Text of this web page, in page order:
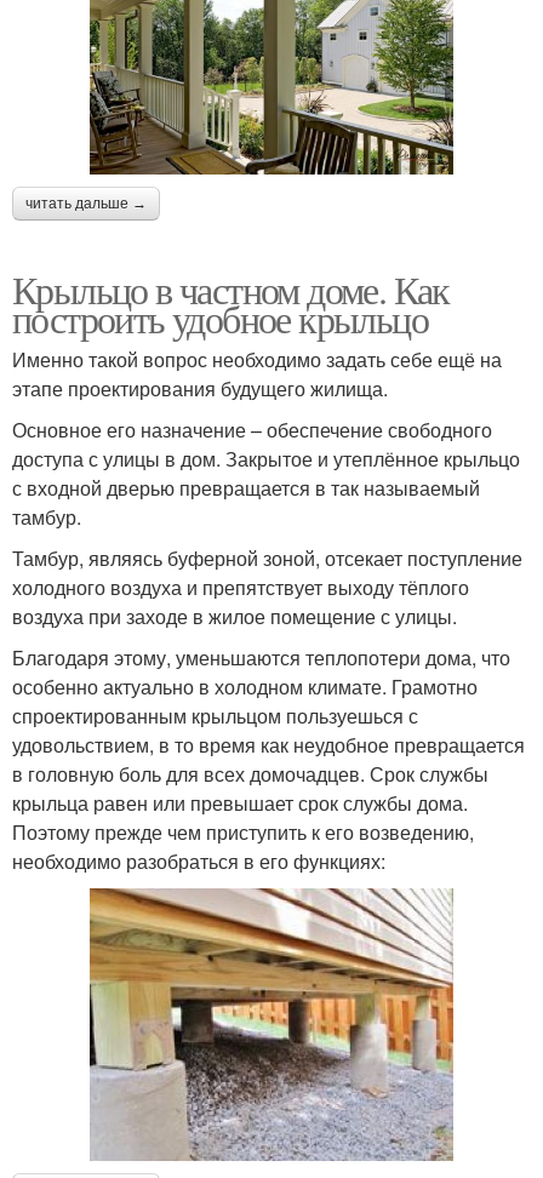
читать дальше →
Крыльцо в частном доме. Как
построить удобное крыльцо
Именно такой вопрос необходимо задать себе ещё на
этапе проектирования будущего жилища.
Основное его назначение – обеспечение свободного
доступа с улицы в дом. Закрытое и утеплённое крыльцо
с входной дверью превращается в так называемый
тамбур.
Тамбур, являясь буферной зоной, отсекает поступление
холодного воздуха и препятствует выходу тёплого
воздуха при заходе в жилое помещение с улицы.
Благодаря этому, уменьшаются теплопотери дома, что
особенно актуально в холодном климате. Грамотно
спроектированным крыльцом пользуешься с
удовольствием, в то время как неудобное превращается
в головную боль для всех домочадцев. Срок службы
крыльца равен или превышает срок службы дома.
Поэтому прежде чем приступить к его возведению,
необходимо разобраться в его функциях: